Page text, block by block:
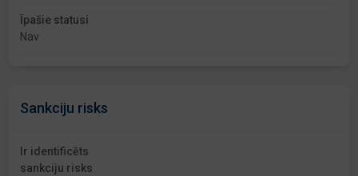
Īpašie statusi
Nav
Sankciju risks
Ir identificēts
sankciju risks